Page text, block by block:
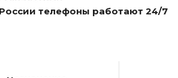
телефоны работают 24/7